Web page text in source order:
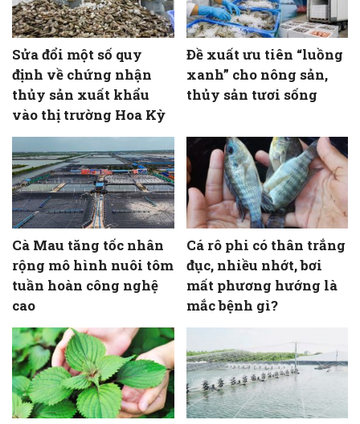
Sửa đổi một số quy
định về chứng nhận
thủy sản xuất khẩu
vào thị trường Hoa Kỳ
Đề xuất ưu tiên “luồng
xanh” cho nông sản,
thủy sản tươi sống
Cà Mau tăng tốc nhân
rộng mô hình nuôi tôm
tuần hoàn công nghệ
cao
Cá rô phi có thân trắng
đục, nhiều nhớt, bơi
mất phương hướng là
mắc bệnh gì?